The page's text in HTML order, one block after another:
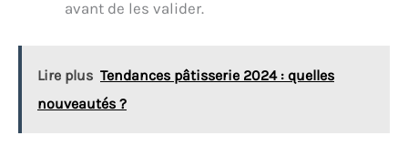
avant de les valider.
Lire plus Tendances pâtisserie 2024 : quelles
nouveautés ?